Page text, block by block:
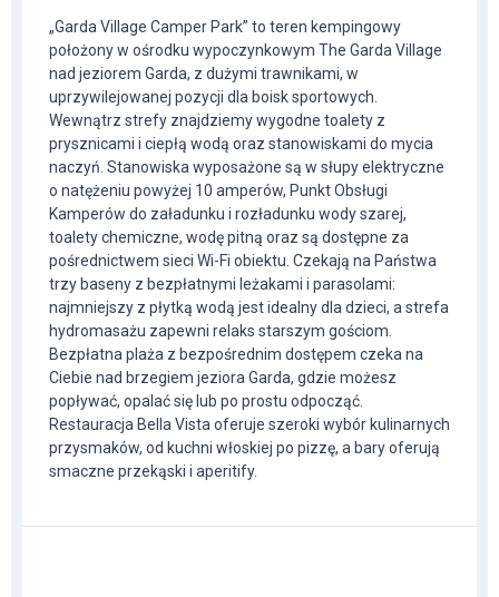
„Garda Village Camper Park” to teren kempingowy
położony w ośrodku wypoczynkowym The Garda Village
nad jeziorem Garda, z dużymi trawnikami, w
uprzywilejowanej pozycji dla boisk sportowych.
Wewnątrz strefy znajdziemy wygodne toalety z
prysznicami i ciepłą wodą oraz stanowiskami do mycia
naczyń. Stanowiska wyposażone są w słupy elektryczne
o natężeniu powyżej 10 amperów, Punkt Obsługi
Kamperów do załadunku i rozładunku wody szarej,
toalety chemiczne, wodę pitną oraz są dostępne za
pośrednictwem sieci Wi-Fi obiektu. Czekają na Państwa
trzy baseny z bezpłatnymi leżakami i parasolami:
najmniejszy z płytką wodą jest idealny dla dzieci, a strefa
hydromasażu zapewni relaks starszym gościom.
Bezpłatna plaża z bezpośrednim dostępem czeka na
Ciebie nad brzegiem jeziora Garda, gdzie możesz
popływać, opalać się lub po prostu odpocząć.
Restauracja Bella Vista oferuje szeroki wybór kulinarnych
przysmaków, od kuchni włoskiej po pizzę, a bary oferują
smaczne przekąski i aperitify.